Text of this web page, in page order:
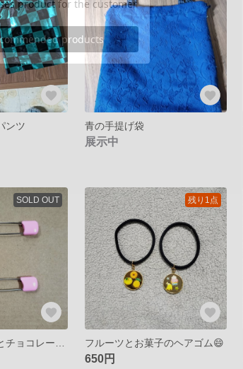
ンツ 青の手提げ袋
展示中
SOLD OUT 残り1点
フルーツとお菓子のヘアゴム😄
650円